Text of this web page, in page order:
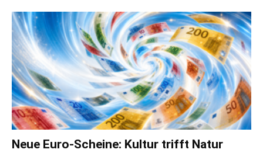
Neue Euro-Scheine: Kultur trifft Natur